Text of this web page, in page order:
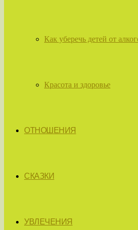
Как уберечь детей от
Красота и здоровье
ОТНОШЕНИЯ
СКАЗКИ
УВЛЕЧЕНИЯ